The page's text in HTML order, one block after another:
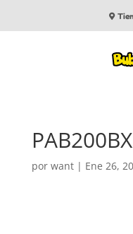
por want| Ene 26,